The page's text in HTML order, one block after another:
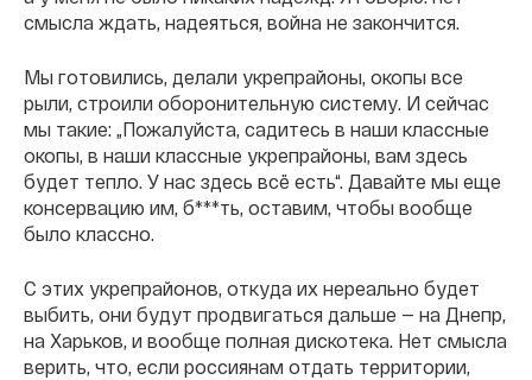
смысла ждать, надеяться, война не закончится.
Мы готовились, делали укрепрайоны, окопы все
рыли, строили оборонительную систему. И сейчас
мы такие: „Пожалуйста, садитесь в наши классные
окопы, в наши классные укрепрайоны, вам здесь
будет тепло. У нас здесь всë есть“. Давайте мы еще
консервацию им, б***ть, оставим, чтобы вообще
было классно.
С этих укрепрайонов, откуда их нереально будет
выбить, они будут продвигаться дальше — на Днепр,
на Харьков, и вообще полная дискотека. Нет смысла
верить, что, если россиянам отдать территории,